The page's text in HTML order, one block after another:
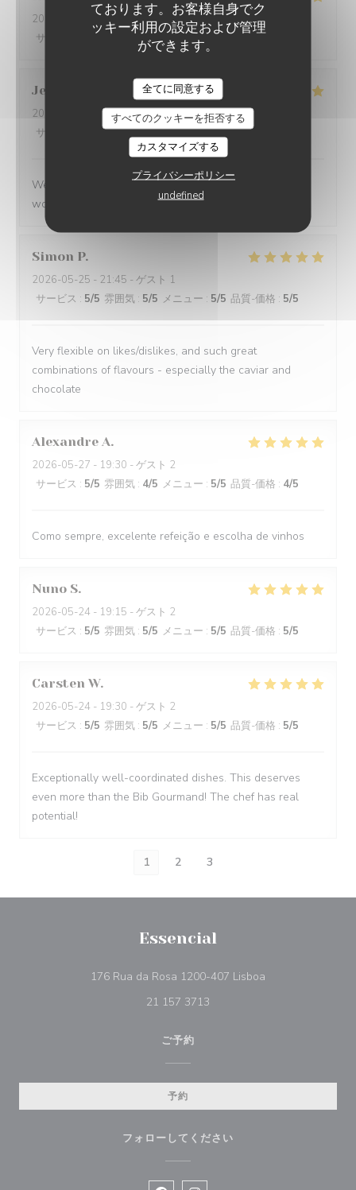
ております。お客様自身でク
ッキー利用の設定および管理
ができます。
全てに同意する
すべてのクッキーを拒否する
カスタマイズする
プライバシーポリシー
undefined
2026-05-25
- 21:45 - ゲスト 2
サービス
/5 雰囲気: 4/5 メニュー: 5/5 品質-価格
Jenny
2026-05-25
- 21:15 - ゲスト 2
サービス
雰囲気:5/5 メニュー:5/5 品質-価格
We had a great evening at Essencial. The staff was
wonderful and the food was excellent!
Simon P
2026-05-25 - 21:45 - ゲスト 1
サービス : 5/5 雰囲気 : 5/5 メニュー : 5/5 品質-価格 : 5/5
Very flexible on likes/dislikes, and such great
combinations of flavours - especially the caviar and
chocolate
Alexandre A
2026-05-27 - 19:30 - ゲスト 2
サービス : 5/5 雰囲気 : 4/5 メニュー : 5/5 品質-価格 : 4/5
Como sempre, excelente refeição e escolha de vinhos
Nuno S
2026-05-24 - 19:15 - ゲスト 2
サービス : 5/5 雰囲気 : 5/5 メニュー : 5/5 品質-価格 : 5/5
Carsten W
2026-05-24 - 19:30 - ゲスト 2
サービス : 5/5 雰囲気 : 5/5 メニュー : 5/5 品質-価格 : 5/5
Exceptionally well-coordinated dishes. This deserves
even more than the Bib Gourmand! The chef has real
potential!
1 2 3
Essencial
176 Rua da Rosa 1200-407 Lisboa
21 157 3713
ご予約
予約
フォローしてください